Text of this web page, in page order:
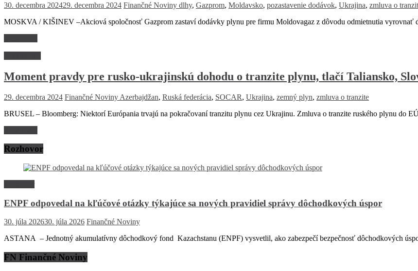
30. decembra 202429. decembra 2024 Finančné Noviny dlhy, Gazprom, Moldavsko, pozastavenie dodávok, Ukrajina, zmluva o
MOSKVA / KIŠINEV –Akciová spoločnosť Gazprom zastaví dodávky plynu pre firmu Moldovagaz z dôvodu odmietnutia vyrovnať
Moment pravdy pre rusko-ukrajinskú dohodu o tranzite plynu, tlačí Taliansko,
29. decembra 2024 Finančné Noviny Azerbajdžan, Ruská federácia, SOCAR, Ukrajina, zemný plyn, zmluva o tranzite
BRUSEL – Bloomberg: Niektorí Európania trvajú na pokračovaní tranzitu plynu cez Ukrajinu. Zmluva o tranzite ruského plynu do
Rozhovor
ENPF odpovedal na kľúčové otázky týkajúce sa nových pravidiel správy dôchodkových úspor
30. júla 202630. júla 2026 Finančné Noviny
ASTANA – Jednotný akumulatívny dôchodkový fond Kazachstanu (ENPF) vysvetlil, ako zabezpečí bezpečnosť dôchodkových
FN Finančné Noviny